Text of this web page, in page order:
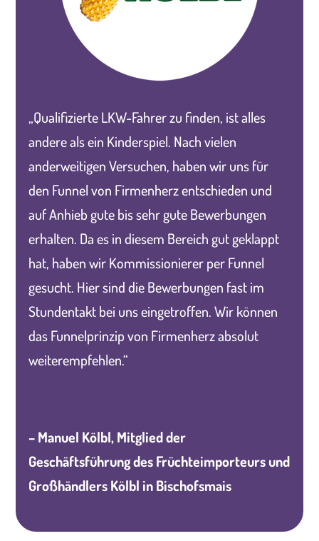
„Qualifizierte LKW-Fahrer zu finden, ist alles
andere als ein Kinderspiel. Nach vielen
anderweitigen Versuchen, haben wir uns für
den Funnel von Firmenherz entschieden und
auf Anhieb gute bis sehr gute Bewerbungen
erhalten. Da es in diesem Bereich gut geklappt
hat, haben wir Kommissionierer per Funnel
gesucht. Hier sind die Bewerbungen fast im
Stundentakt bei uns eingetroffen. Wir können
das Funnelprinzip von Firmenherz absolut
weiterempfehlen.“
– Manuel Kölbl, Mitglied der
Geschäftsführung des Früchteimporteurs und
Großhändlers Kölbl in Bischofsmais